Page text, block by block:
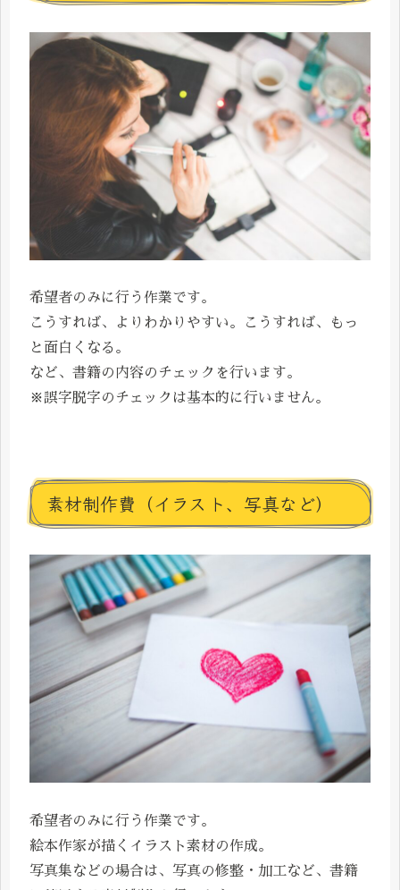
希望者のみに行う作業です。
こうすれば、よりわかりやすい。こうすれば、もっ
と面白くなる。
など、書籍の内容のチェックを行います。
※誤字脱字のチェックは基本的に行いません。
素材制作費（イラスト、写真など）
希望者のみに行う作業です。
絵本作家が描くイラスト素材の作成。
写真集などの場合は、写真の修整・加工など、書籍